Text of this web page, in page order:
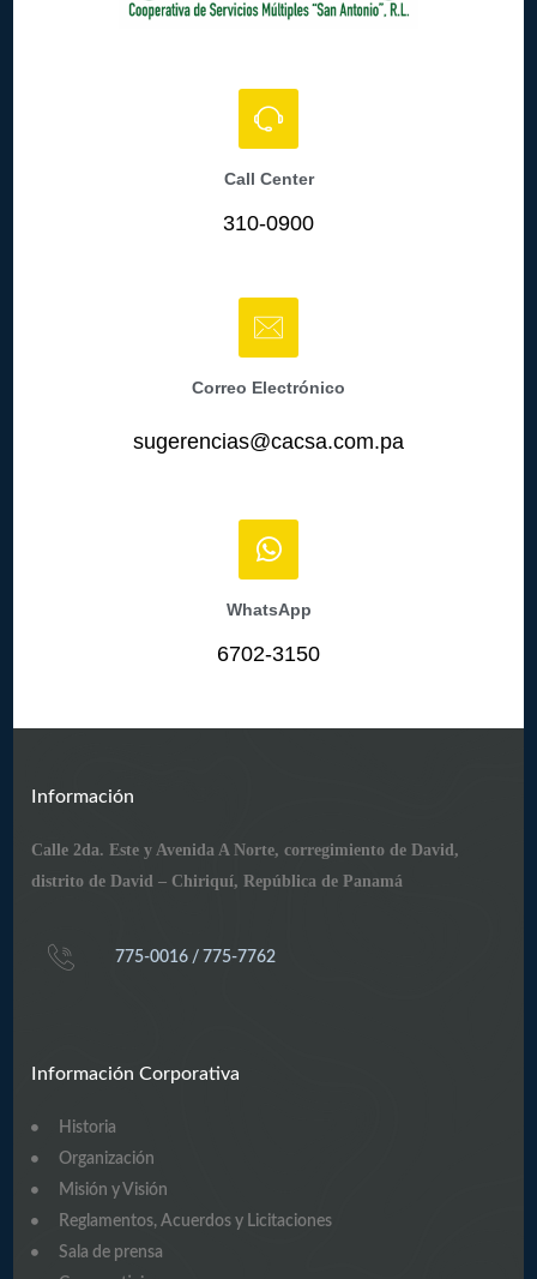
Call Center
310-0900
Correo Electrónico
sugerencias@cacsa.com.pa
WhatsApp
6702-3150
Información
Calle 2da. Este y Avenida A Norte, corregimiento de David,
distrito de David – Chiriquí, República de Panamá
775-0016 / 775-7762
Información Corporativa
Historia
Organización
Misión y Visión
Reglamentos, Acuerdos y Licitaciones
Sala de prensa